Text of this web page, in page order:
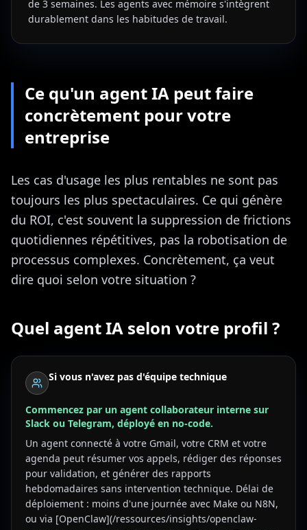
de 3 semaines. Les agents avec mémoire s'intègrent
durablement dans les habitudes de travail.
Ce qu'un agent IA peut faire
concrètement pour votre
entreprise
Les cas d'usage les plus rentables ne sont pas
toujours les plus spectaculaires. Ce qui génère
du ROI, c'est souvent la suppression de frictions
quotidiennes répétitives, pas la robotisation de
processus complexes. Concrètement, ça veut
dire quoi selon votre situation ?
Quel agent IA selon votre profil ?
Si vous n'avez pas d'équipe technique
Commencez par un agent collaborateur interne sur
Slack ou Telegram, déployé en no-code.
Un agent connecté à votre Gmail, votre CRM et votre
agenda peut résumer vos appels, rédiger des réponses
pour validation, et générer des rapports
hebdomadaires sans intervention technique. Délai de
déploiement : moins d'une journée avec Make ou N8N,
ou via [OpenClaw](/ressources/insights/openclaw-